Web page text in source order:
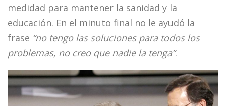
medidad para mantener la sanidad y la
educación. En el minuto final no le ayudó la
frase “no tengo las soluciones para todos los
problemas, no creo que nadie la tenga”.